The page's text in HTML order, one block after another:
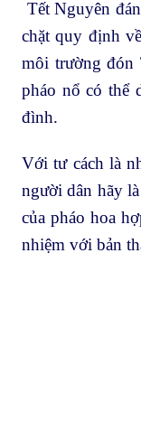
Tết Nguyên
chặt quy định
môi trường đón
pháo nổ có thể
đình.
Với tư cách là
người dân hãy
của pháo hoa
nhiệm với bản